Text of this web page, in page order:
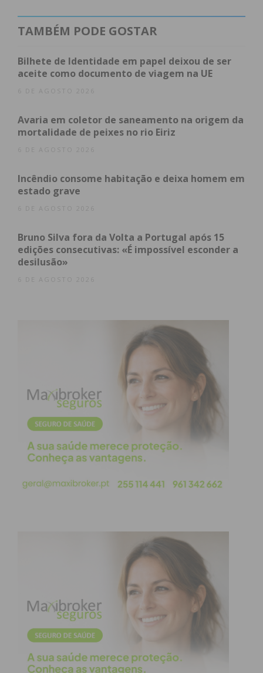
presente à competente autoridade judiciária para
primeiro interrogatório judicial e aplicação de
medidas de coação.
Imediato
obtenha de forma regular a informação
Eu li e concordo com os
TAMBÉM PODE GOSTAR
Bilhete de Identidade em papel deixou de ser
aceite como documento de viagem na UE
6 DE AGOSTO 2026
Avaria em coletor de saneamento na origem da
mortalidade de peixes no rio Eiriz
6 DE AGOSTO 2026
Incêndio consome habitação e deixa homem em
estado grave
6 DE AGOSTO 2026
Bruno Silva fora da Volta a Portugal após 15
edições consecutivas: «É impossível esconder a
desilusão»
6 DE AGOSTO 2026